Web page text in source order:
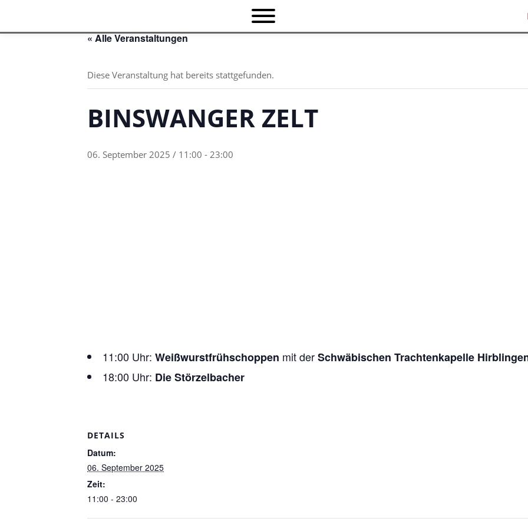
« Alle Veranstaltungen
Diese Veranstaltung hat bereits stattgefunden.
BINSWANGER ZELT
06. September 2025 / 11:00 - 23:00
11:00 Uhr: Weißwurstfrühschoppen mit derSchwäbischen Trachtenkapelle
18:00 Uhr: Die Störzelbacher
DETAILS
Datum:
06. September 2025
Zeit:
11:00 - 23:00